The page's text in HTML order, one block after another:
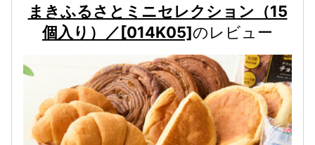
まきふるさとミニセレクション（15
個入り）／[014K05]のレビュー